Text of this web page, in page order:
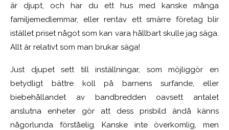
är djupt, och har du ett hus med kanske många
familjemedlemmar, eller rentav ett smärre företag blir
istället priset något som kan vara hållbart skulle jag säga.
Allt är relativt som man brukar säga!
Just djupet sett till inställningar, som möjliggör en
betydligt bättre koll på barnens surfande, eller
biebehållandet av bandbredden oavsett antalet
anslutna enheter gör att dess prisbild ändå känns
någorlunda förståelig. Kanske inte överkomlig, men